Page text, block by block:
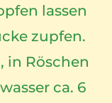
lassen
zupfen.
in Röschen
ca. 6